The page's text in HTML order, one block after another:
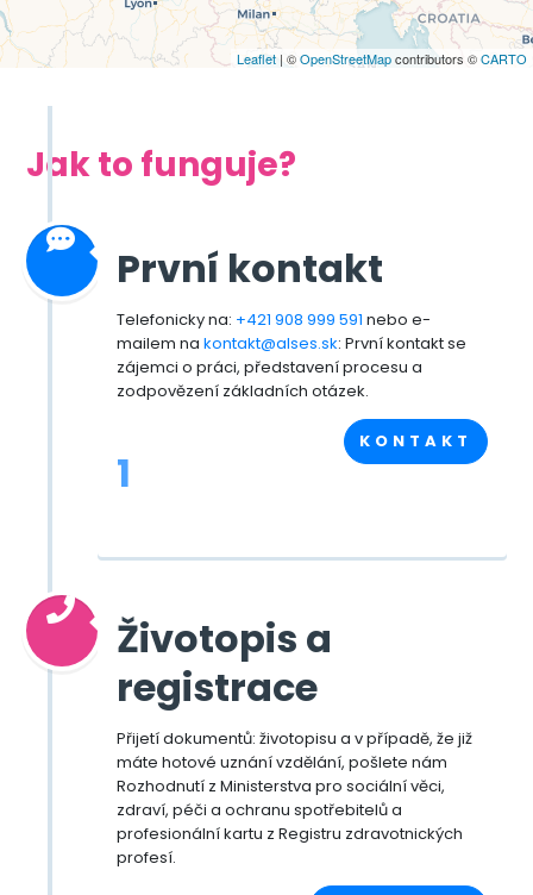
Leaflet | ©OpenStreetMapcontributors ©CARTO
Jak to funguje?
První kontakt
Telefonicky na: +421 908 999 591nebo e-
mailem nakontakt@alses.sk: První kontakt se
zájemci o práci, představení procesu a
zodpovězení základních otázek.
KONTAKT
1
Životopis a
registrace
Přijetí dokumentů: životopisu a v případě, že již
máte hotové uznání vzdělání, pošlete nám
Rozhodnutí z Ministerstva pro sociální věci,
zdraví, péči a ochranu spotřebitelů a
profesionální kartu z Registru zdravotnických
profesí.